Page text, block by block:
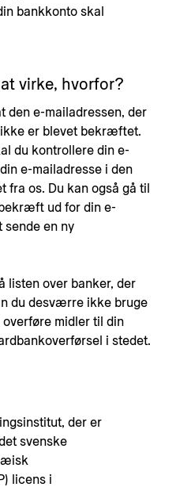
bankkonto skal
virke, hvorfor?
den e-mailadressen, der
er blevet bekræftet.
du kontrollere din e-
e-mailadresse i den
fra os. Du kan også gå til
ud for din e-
sende en ny
listen over banker, der
du desværre ikke bruge
midler til din
i stedet.
der er
svenske
licens i